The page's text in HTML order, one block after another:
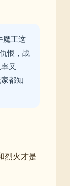
魔王这
恨，战
又
都知
烈火才是